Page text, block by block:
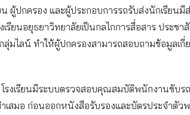
น ผู้ปกครอง และผู้ประกอบการรถรับส่งนักเรียนมี
รียนอยุธยาวิทยาลัยเป็นกลไกการสื่อสาร ประช
ลุ่มไลน์ ทำให้ผู้ปกครองสามารถสอบถามข้อมูลเกี่
รงเรียนมีระบบตรวจสอบคุณสมบัติพนักงานขับร
เสมอ ก่อนออกหนังสือรับรองและบัตรประจำตัว